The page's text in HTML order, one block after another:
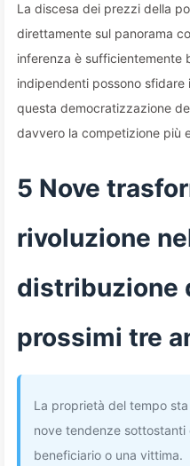
La discesa dei prezzi della
direttamente sul panorama
inferenza è sufficientemente
indipendenti possono sfidare
questa democratizzazione
davvero la competizione più
5 Nove
rivoluzione
distribuzione
prossimi tre
La proprietà del tempo
nove tendenze sottostanti
beneficiario o una vittima.